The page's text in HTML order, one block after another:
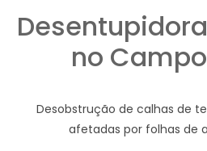
no
Desobstrução de calhas de
afetadas por folhas de